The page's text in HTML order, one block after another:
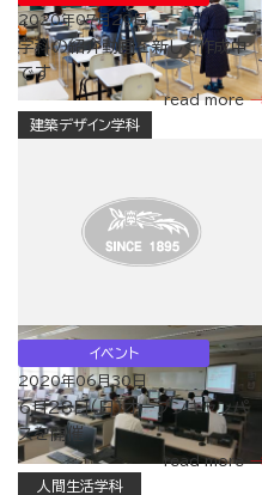
2020年07月29日
学科の紹介動画を新しく作成中
です
read more
建築デザイン学科
イベント
2020年06月30日
6月28日（日）オープンキャンパ
スを開催
read more
人間生活学科